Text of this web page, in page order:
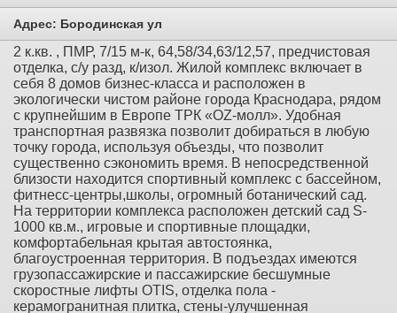
Адрес: Бородинская ул
2 к.кв. , ПМР, 7/15 м-к, 64,58/34,63/12,57, предчистовая
отделка, с/у разд, к/изол. Жилой комплекс включает в
себя 8 домов бизнес-класса и расположен в
экологически чистом районе города Краснодара, рядом
с крупнейшим в Европе ТРК «OZ-молл». Удобная
транспортная развязка позволит добираться в любую
точку города, используя объезды, что позволит
существенно сэкономить время. В непосредственной
близости находится спортивный комплекс с бассейном,
фитнесс-центры,школы, огромный ботанический сад.
На территории комплекса расположен детский сад S-
1000 кв.м., игровые и спортивные площадки,
комфортабельная крытая автостоянка,
благоустроенная территория. В подъездах имеются
грузопассажирские и пассажирские бесшумные
скоростные лифты OTIS, отделка пола -
керамогранитная плитка, стены-улучшенная